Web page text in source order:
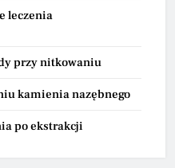
leczenia
przy nitkowaniu
kamienia nazębnego
po ekstrakcji